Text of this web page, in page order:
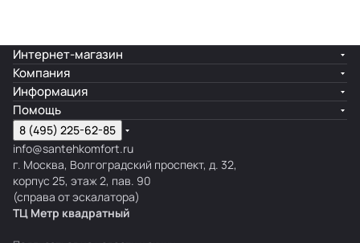
Интернет-магазин
Компания
Информация
Помощь
8 (495) 225-62-85
info@santehkomfort.ru
г. Москва, Волгоградский проспект, д. 32,
корпус 25, этаж 2, пав. 90
(справа от эскалатора)
ТЦ Метр квадратный